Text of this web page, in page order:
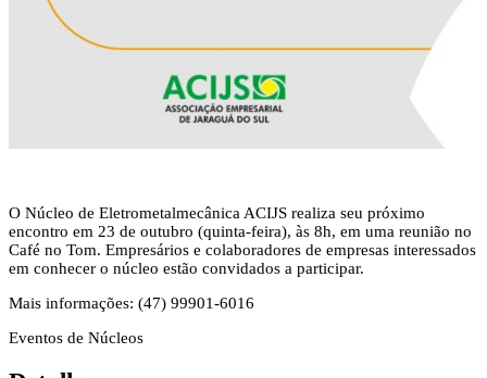
O Núcleo de Eletrometalmecânica ACIJS realiza seu próximo
encontro em 23 de outubro (quinta-feira), às 8h, em uma reunião no
Café no Tom. Empresários e colaboradores de empresas interessados
em conhecer o núcleo estão convidados a participar.
Mais informações: (47) 99901-6016
Eventos de Núcleos